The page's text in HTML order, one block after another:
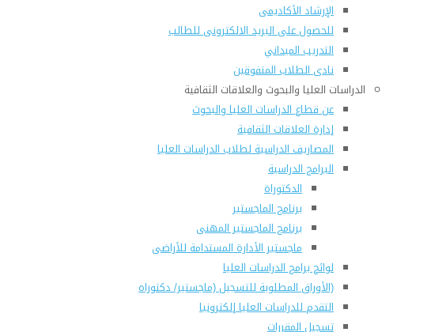
الإرشاد الأكاديمى
للحصول على البريد الالكترونى للطالب
التدريب الميداني
نادى الطلاب المتفوقين
الدراسات العليا والبحوث والعلاقات الثقافية
عن قطاع الدراسات العليا والبحوث
إدارة العلاقات الثقافية
المصاريف الدراسية لطلاب الدراسات العليا
البرامج الدراسية
الدكتوراة
برنامج الماجستير
برنامج الماجستير المهنى
ماجستير الأدارة المستدامة للأراضى
لوائح برامج الدراسات العليا
(الأوراق المطلوبة للتسجيل (ماجستير/ دكتوراه
التقدم للدراسات العليا إلكترونيا
تسجيل المقررات